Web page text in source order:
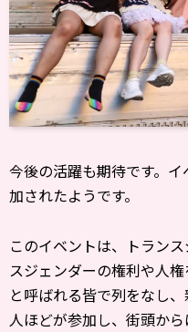
今後の活躍も期待です。
加されたようです。
このイベントは、トラン
スジェンダーの権利や人
と呼ばれる皆で列をなし
人ほどが参加し、街頭か